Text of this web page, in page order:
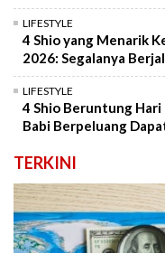
LIFESTYLE
4 Shio yang Menarik
2026: Segalanya
LIFESTYLE
4 Shio Beruntung
Babi Berpeluang
TERKINI